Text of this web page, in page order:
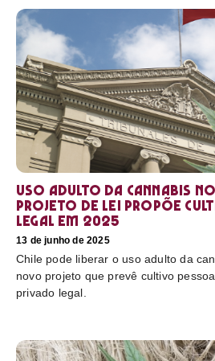
Uso adulto da cannabis
projeto de lei propõe
legal em 2025
13 de junho de 2025
Chile pode liberar o uso adulto da
novo projeto que prevê cultivo
privado legal.